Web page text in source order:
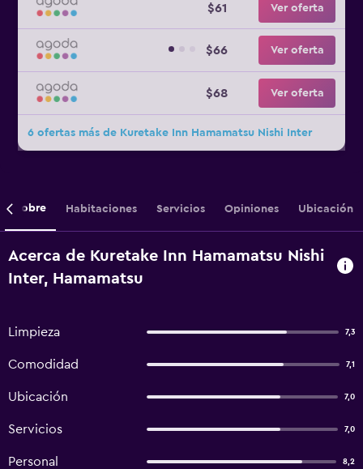
$61 Ver oferta
$66 Ver oferta
$68 Ver oferta
6 ofertas más de Kuretake Inn Hamamatsu Nishi Inter
Sobre Habitaciones Servicios Opiniones Ubicación
Acerca de Kuretake Inn Hamamatsu Nishi
Inter, Hamamatsu
Limpieza 7,3
Comodidad 7,1
Ubicación 7,0
Servicios 7,0
Personal 8,2